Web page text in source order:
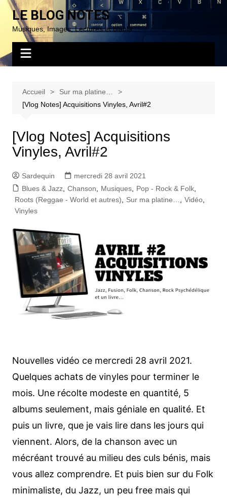
Aller
contenu
LE BLOG NOTES
Musiques, Images, Lectures et blabla…
Accueil
Sur ma platine…
[Vlog Notes] Acquisitions Vinyles, Avril#2
[Vlog Notes] Acquisitions
Vinyles, Avril#2
Sardequin
mercredi 28 avril 2021
Blues & Jazz, Chanson Musiques, Pop - Rock & Folk,
Roots (Reggae - World et autres)
Sur ma platine… Vidéo,
Vinyles
Nouvelles vidéo ce mercredi 28 avril 2021.
Quelques achats de vinyles pour terminer le
mois. Une récolte modeste en quantité, 5
albums seulement, mais géniale en qualité. Et
puis un livre, que je vais lire dans les jours qui
viennent. Alors, de la chanson avec un
mécréant trouvé au milieu des culs bénis, mais
vous allez comprendre. Et puis bien sur du Folk
minimaliste, du Jazz, un peu free mais qui